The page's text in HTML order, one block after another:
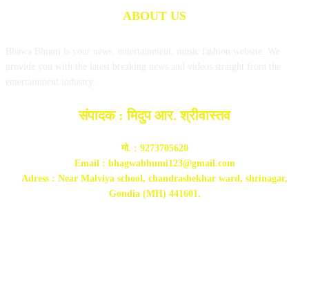
ABOUT US
संपादक : मिदुप आर. श्रीवास्तव
मो. : 9273705620
Email : bhagwabhumi123@gmail.com
Adress : Near Malviya school, chandrashekhar ward, shrinagar,
Gondia (MH) 441601.